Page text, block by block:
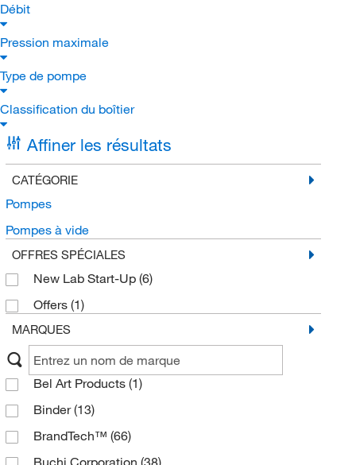
Débit
Pression maximale
Type de pompe
Classification du boîtier
Affiner les résultats
CATÉGORIE
Pompes
Pompes à vide
OFFRES SPÉCIALES
New Lab Start-Up (6)
Offers (1)
MARQUES
Bel Art Products (1)
Binder(13)
BrandTech™ (66)
Buchi Corporation (38)